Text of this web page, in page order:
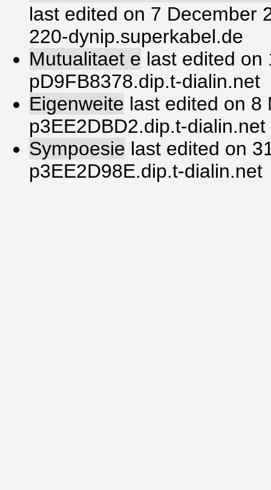
last edited on 7 December
220-dynip.superkabel.de
Mutualitaet e last edited on
pD9FB8378.dip.t-dialin.net
Eigenweite last edited on 8
p3EE2DBD2.dip.t-dialin.net
Sympoesie last edited on
p3EE2D98E.dip.t-dialin.net